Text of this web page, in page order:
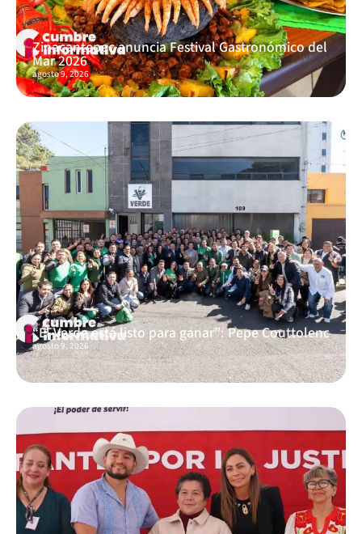
Zinacantepec anuncia Festival Gastronómico del
Mar 2026
agosto 9, 2026
“El Verde está listo para ganar”: Pepe Couttolenc
agosto 9, 2026